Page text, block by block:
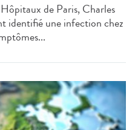
de Paris, Charles
identifié une infection chez